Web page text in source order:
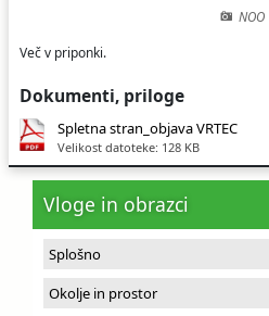
NOO
Več v priponki.
Dokumenti, priloge
Spletna stran_objava VRTEC
Velikost datoteke: 128 KB
Vloge in obrazci
Splošno
Okolje in prostor
Fotogalerija
Varstvo osebnih podatkov
Katalog informacij javnega značaja
Koledar odvoza odpadkov
Varuhov kotiček